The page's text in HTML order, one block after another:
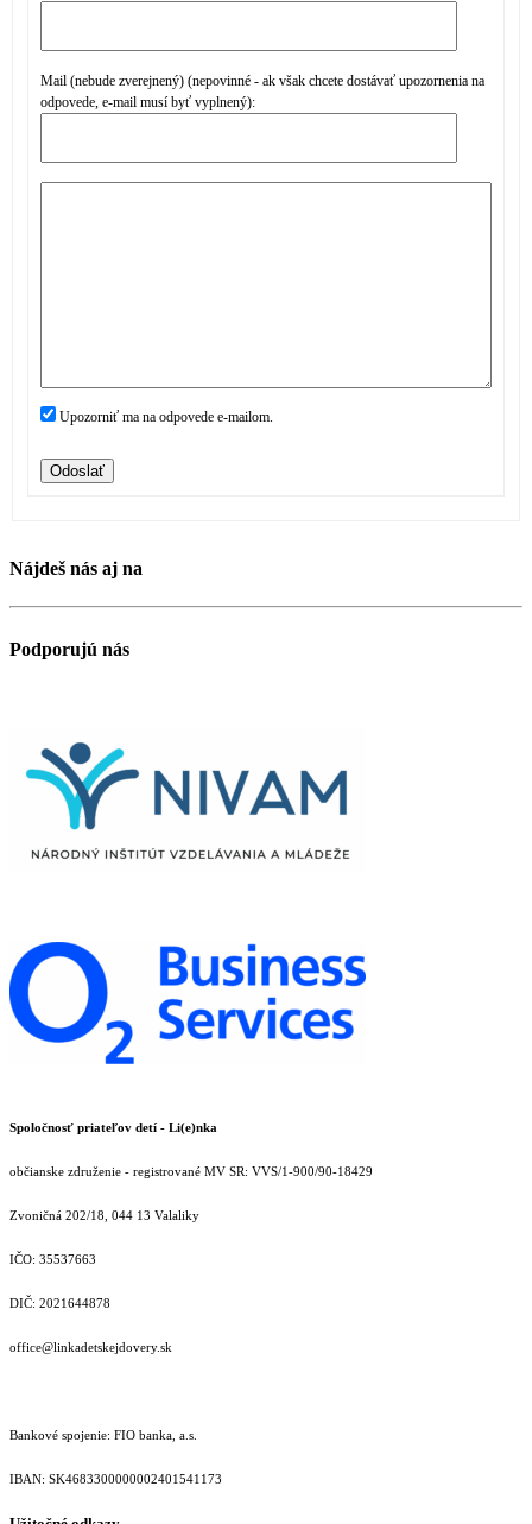
Mail (nebude zverejnený) (nepovinné - ak však chcete dostávať upozornenia na
odpovede, e-mail musí byť vyplnený):
Upozorniť ma na odpovede e-mailom.
Odoslať
Nájdeš nás aj na
Podporujú nás
Spoločnosť priateľov detí - Li(e)nka
občianske združenie - registrované MV SR: VVS/1-900/90-18429
Zvoničná 202/18, 044 13 Valaliky
IČO: 35537663
DIČ: 2021644878
office@linkadetskejdovery.sk
Bankové spojenie: FIO banka, a.s.
IBAN: SK46833000000­02401541173